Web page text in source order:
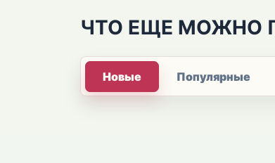
ЧТО ЕЩЕ МОЖНО
Новые Популярные